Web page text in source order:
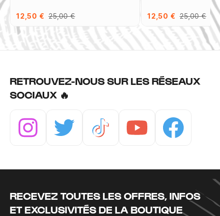
12,50 € 25,00 € 12,50 € 25,00 €
RETROUVEZ-NOUS SUR LES RÉSEAUX
SOCIAUX 🔥
RECEVEZ TOUTES LES OFFRES, INFOS
ET EXCLUSIVITÉS DE LA BOUTIQUE